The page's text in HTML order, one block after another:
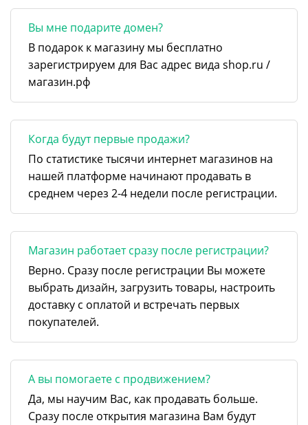
Вы мне подарите домен?
В подарок к магазину мы бесплатно
зарегистрируем для Вас адрес вида shop.ru /
магазин.рф
Когда будут первые продажи?
По статистике тысячи интернет магазинов на
нашей платформе начинают продавать в
среднем через 2-4 недели после регистрации.
Магазин работает сразу после регистрации?
Верно. Сразу после регистрации Вы можете
выбрать дизайн, загрузить товары, настроить
доставку с оплатой и встречать первых
покупателей.
А вы помогаете с продвижением?
Да, мы научим Вас, как продавать больше.
Сразу после открытия магазина Вам будут